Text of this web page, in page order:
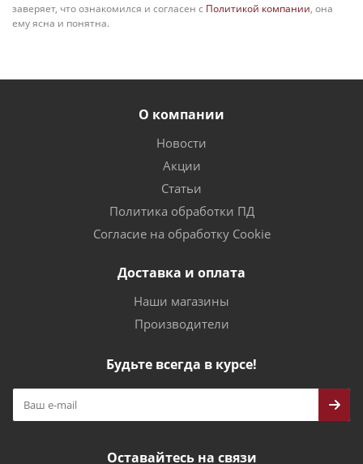
заверяет, что ознакомился и согласен с Политикой компании, она
ему ясна и понятна.
О компании
Новости
Акции
Статьи
Политика обработки ПД
Согласие на обработку Cookie
Доставка и оплата
Наши магазины
Производители
Будьте всегда в курсе!
Оставайтесь на связи